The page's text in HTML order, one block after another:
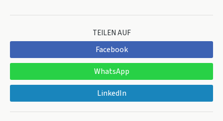
TEILEN AUF
Facebook
WhatsApp
LinkedIn